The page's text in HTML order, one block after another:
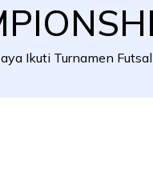
Ikuti Turnamen